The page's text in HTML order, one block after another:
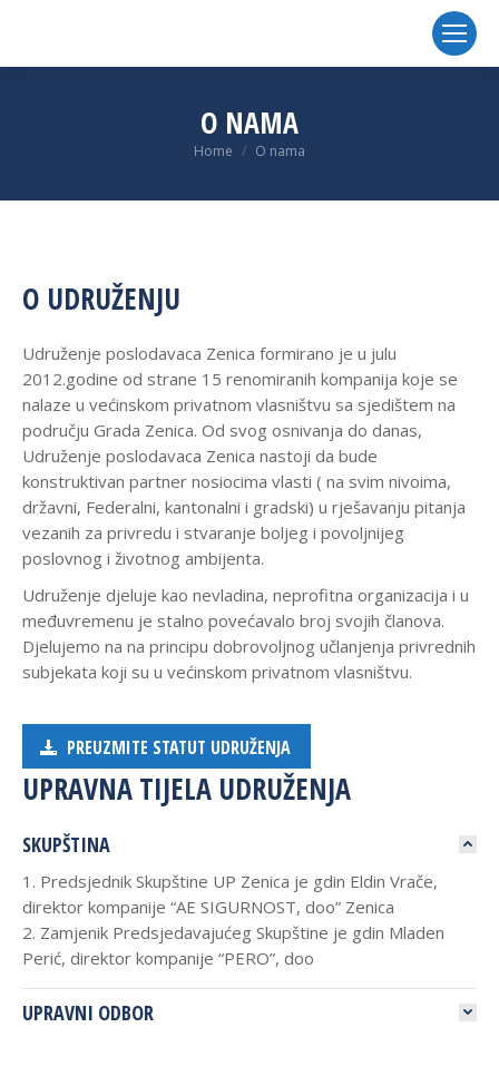
O NAMA
You are here:
Home O nama
O UDRUŽENJU
Udruženje poslodavaca Zenica formirano je u julu
2012.godine od strane 15 renomiranih kompanija koje se
nalaze u većinskom privatnom vlasništvu sa sjedištem na
području Grada Zenica. Od svog osnivanja do danas,
Udruženje poslodavaca Zenica nastoji da bude
konstruktivan partner nosiocima vlasti ( na svim nivoima,
državni, Federalni, kantonalni i gradski) u rješavanju pitanja
vezanih za privredu i stvaranje boljeg i povoljnijeg
poslovnog i životnog ambijenta.
Udruženje djeluje kao nevladina, neprofitna organizacija i u
međuvremenu je stalno povećavalo broj svojih članova.
Djelujemo na na principu dobrovoljnog učlanjenja privrednih
subjekata koji su u većinskom privatnom vlasništvu.
PREUZMITE STATUT UDRUŽENJA
UPRAVNA TIJELA UDRUŽENJA
SKUPŠTINA
1. Predsjednik Skupštine UP Zenica je gdin Eldin Vrače,
direktor kompanije “AE SIGURNOST, doo” Zenica
2. Zamjenik Predsjedavajućeg Skupštine je gdin Mladen
Perić, direktor kompanije “PERO”, doo
UPRAVNI ODBOR